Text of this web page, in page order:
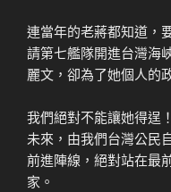
連當年的老蔣都知道，
請第七艦隊開進台灣海
麗文，卻為了她個人的
我們絕對不能讓她得逞
未來，由我們台灣公民
前進陣線，絕對站在最
家。